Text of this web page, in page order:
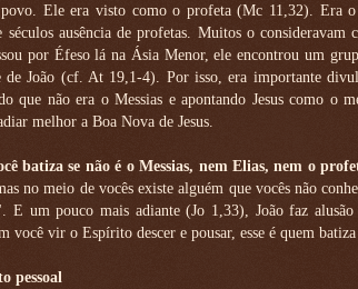
Ele era visto como o profeta (Mc 11,32). Era
séculos ausência de profetas. Muitos o consideravam
por Éfeso lá na Ásia Menor, ele encontrou um
de João (cf. At 19,1-4). Por isso, era importante
que não era o Messias e apontando Jesus como o
melhor a Boa Nova de Jesus.
batiza se não é o Messias, nem Elias, nem o
no meio de vocês existe alguém que vocês não
E um pouco mais adiante (Jo 1,33), João faz
você vir o Espírito descer e pousar, esse é quem
pessoal